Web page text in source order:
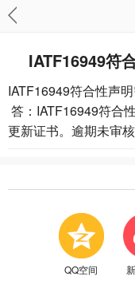
IATF16949符
IATF16949符合性声
答：IATF16949符合
更新证书。逾期未审核
QQ空间